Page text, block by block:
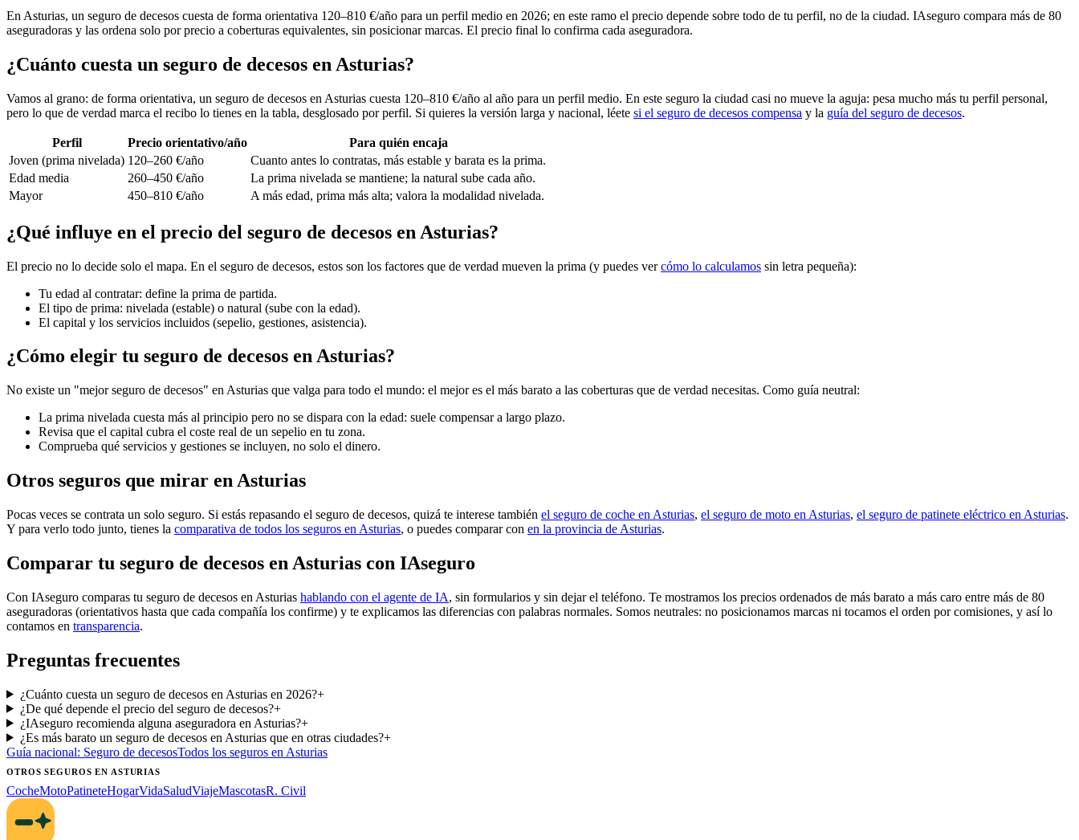
En Asturias, un seguro de decesos cuesta de forma orientativa 120–810 €/año para un perfil medio en 2026; en este ramo el precio depende sobre todo de tu perfil, no de la ciudad. IAseguro compara más de 80
aseguradoras y las ordena solo por precio a coberturas equivalentes, sin posicionar marcas. El precio final lo confirma cada aseguradora.
¿Cuánto cuesta un seguro de decesos en Asturias?
Vamos al grano: de forma orientativa, un seguro de decesos en Asturias cuesta 120–810 €/año al año para un perfil medio. En este seguro la ciudad casi no mueve la aguja: pesa mucho más tu perfil personal,
pero lo que de verdad marca el recibo lo tienes en la tabla, desglosado por perfil. Si quieres la versión larga y nacional, léete si el seguro de decesos compensa y la guía del seguro de decesos.
Perfil Precio orientativo/año
Para quién encaja
Joven (prima nivelada) 120–260 €/año
Cuanto antes lo contratas, más estable y barata es la prima.
Edad media
260–450 €/año
La prima nivelada se mantiene; la natural sube cada año.
Mayor
450–810 €/año A más edad, prima más alta; valora la modalidad nivelada.
¿Qué influye en el precio del seguro de decesos en Asturias?
El precio no lo decide solo el mapa. En el seguro de decesos, estos son los factores que de verdad mueven la prima (y puedes vercómo lo calculamos sin letra pequeña):
Tu edad al contratar: define la prima de partida.
El tipo de prima: nivelada (estable) o natural (sube con la edad).
El capital y los servicios incluidos (sepelio, gestiones, asistencia).
¿Cómo elegir tu seguro de decesos en Asturias?
No existe un "mejor seguro de decesos" en Asturias que valga para todo el mundo: el mejor es el más barato a las coberturas que de verdad necesitas. Como guía neutral:
La prima nivelada cuesta más al principio pero no se dispara con la edad: suele compensar a largo plazo.
Revisa que el capital cubra el coste real de un sepelio en tu zona.
Comprueba qué servicios y gestiones se incluyen, no solo el dinero.
Otros seguros que mirar en Asturias
Pocas veces se contrata un solo seguro. Si estás repasando el seguro de decesos, quizá te interese también el seguro de coche en Asturias, el seguro de moto en Asturias, el seguro de patinete eléctrico en Asturias.
Y para verlo todo junto, tienes la comparativa de todos los seguros en Asturias, o puedes comparar con en la provincia de Asturias.
Comparar tu seguro de decesos en Asturias con IAseguro
Con IAseguro comparas tu seguro de decesos en Asturias hablando con el agente de IA, sin formularios y sin dejar el teléfono. Te mostramos los precios ordenados de más barato a más caro entre más de 80
aseguradoras (orientativos hasta que cada compañía los confirme) y te explicamos las diferencias con palabras normales. Somos neutrales: no posicionamos marcas ni tocamos el orden por comisiones, y así lo
contamos en transparencia.
Preguntas frecuentes
¿Cuánto cuesta un seguro de decesos en Asturias en 2026?+
¿De qué depende el precio del seguro de decesos?+
¿IAseguro recomienda alguna aseguradora en Asturias?+
¿Es más barato un seguro de decesos en Asturias que en otras ciudades?+
Guía nacional: Seguro de decesosTodos los seguros en Asturias
OTROS SEGUROSEN ASTURIAS
CocheMotoPatineteHogarVidaSaludViajeMascotasR. Civil